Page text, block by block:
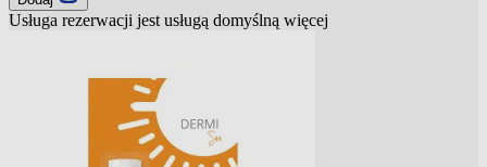
Usługa rezerwacji jest usługą domyślną więcej